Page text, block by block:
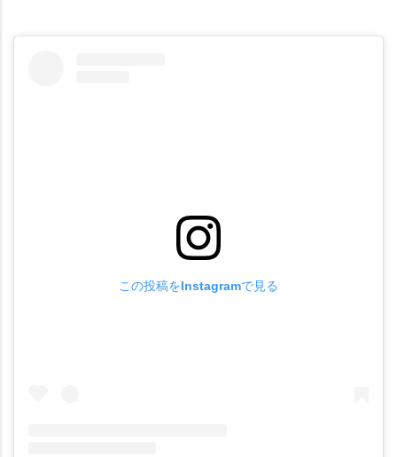
この投稿をInstagramで見る